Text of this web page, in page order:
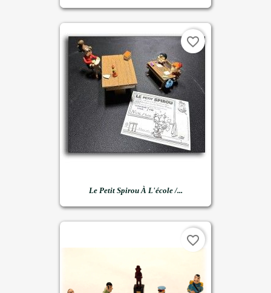
Le Petit Spirou À L'école /...
favorite_border
favorite_border